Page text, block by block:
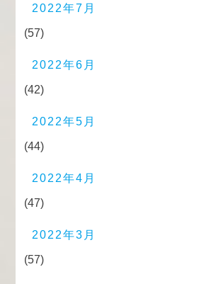
2022年7月
(57)
2022年6月
(42)
2022年5月
(44)
2022年4月
(47)
2022年3月
(57)